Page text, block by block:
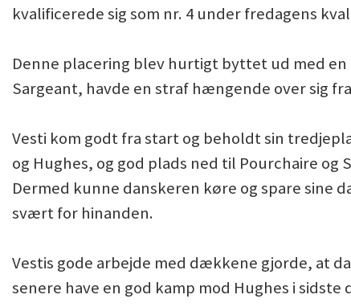
kvalificerede sig som nr. 4 under fredagens
Denne placering blev hurtigt byttet ud med
Sargeant, havde en straf hængende over sig
Vesti kom godt fra start og beholdt sin
og Hughes, og god plads ned til Pourchaire og
Dermed kunne danskeren køre og spare sine
svært for hinanden.
Vestis gode arbejde med dækkene gjorde, at
senere have en god kamp mod Hughes i